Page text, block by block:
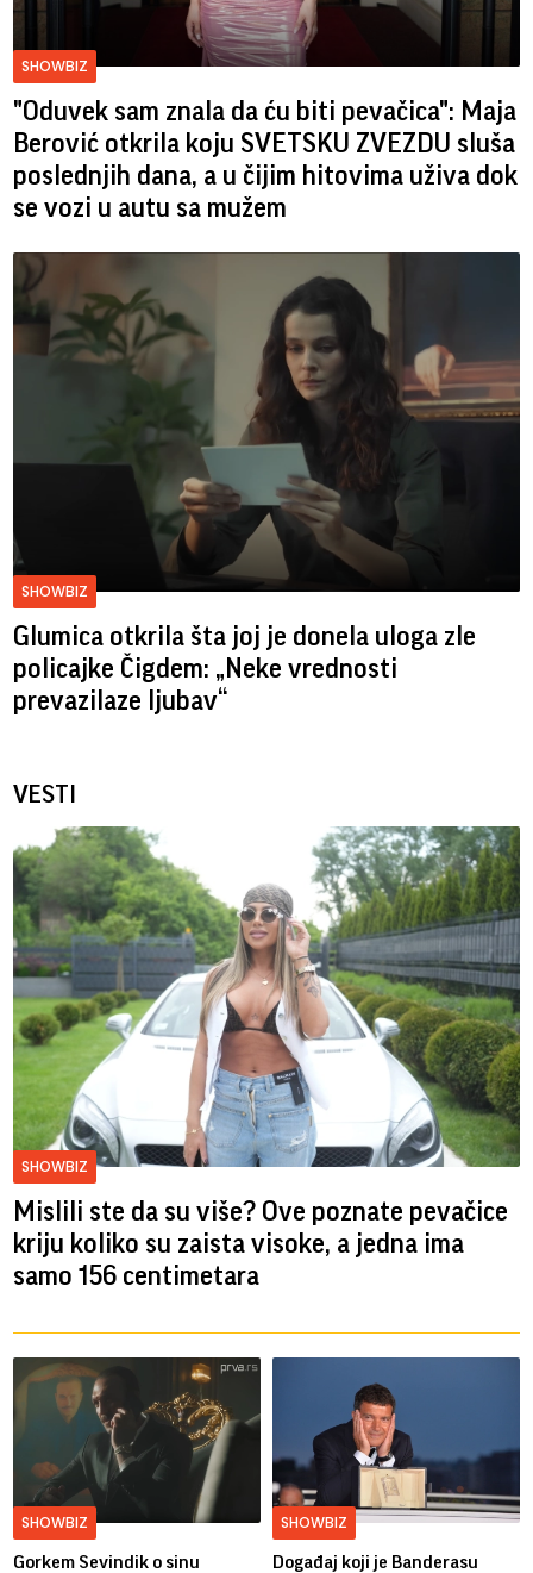
SHOWBIZ
"Oduvek sam znala da ću biti pevačica": Maja
Berović otkrila koju SVETSKU ZVEZDU sluša
poslednjih dana, a u čijim hitovima uživa dok
se vozi u autu sa mužem
SHOWBIZ
Glumica otkrila šta joj je donela uloga zle
policajke Čigdem: „Neke vrednosti
prevazilaze ljubav“
VESTI
SHOWBIZ
Mislili ste da su više? Ove poznate pevačice
kriju koliko su zaista visoke, a jedna ima
samo 156 centimetara
SHOWBIZ
Gorkem Sevindik o sinu
SHOWBIZ
Događaj koji je Banderasu